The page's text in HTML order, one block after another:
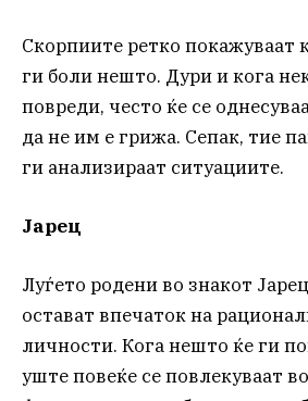
Скорпиите ретко покажуваат
ги боли нешто. Дури и кога
повреди, често ќе се
да не им е грижа. Сепак, тие
ги анализираат ситуациите.
Јарец
Луѓето родени во знакот
остават впечаток на
личности. Кога нешто ќе ги
уште повеќе се повлекуваат